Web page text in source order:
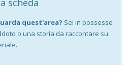
scheda
quest'area? Sei in possesso
o una storia da raccontare su